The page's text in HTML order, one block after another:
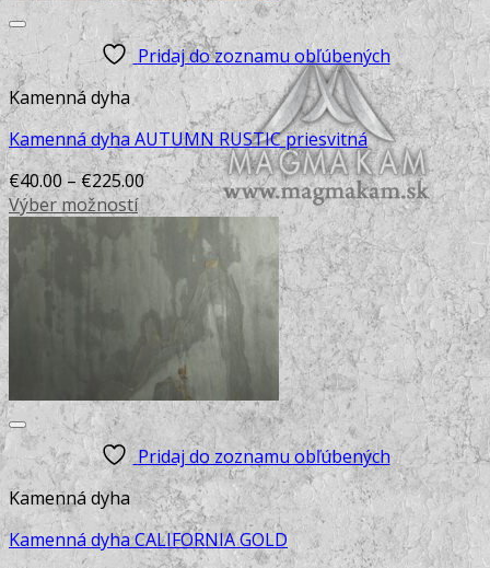
chosen
on
the
product
page
Pridaj do zoznamu obľúbených
Kamenná dyha
Kamenná dyha AUTUMN RUSTIC priesvitná
€40.00–€225.00
Výber možností
product
multiple
options
may
be
chosen
on
the
product
page
Pridaj do zoznamu obľúbených
Kamenná dyha
Kamenná dyha CALIFORNIA GOLD